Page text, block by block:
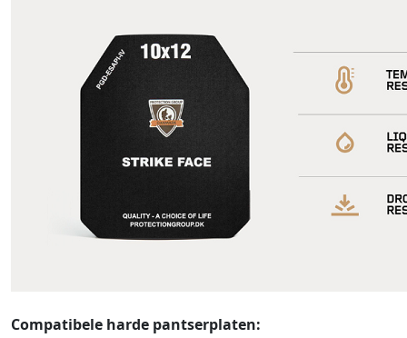
Compatibele harde pantserplaten: